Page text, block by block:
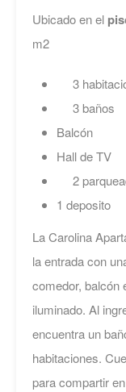
Ubicado en el
m2
3
3 baños
Balcón
Hall de TV
2
1 deposito
La Carolina
la entrada con
comedor, balcón
iluminado. Al
encuentra un
habitaciones.
para compartir